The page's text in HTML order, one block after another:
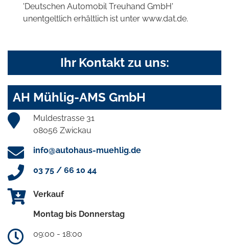
'Deutschen Automobil Treuhand GmbH'
unentgeltlich erhältlich ist unter www.dat.de.
Ihr Kontakt zu uns:
AH Mühlig-AMS GmbH
Muldestrasse 31
08056 Zwickau
info@autohaus-muehlig.de
03 75 / 66 10 44
Verkauf
Montag bis Donnerstag
09:00 - 18:00